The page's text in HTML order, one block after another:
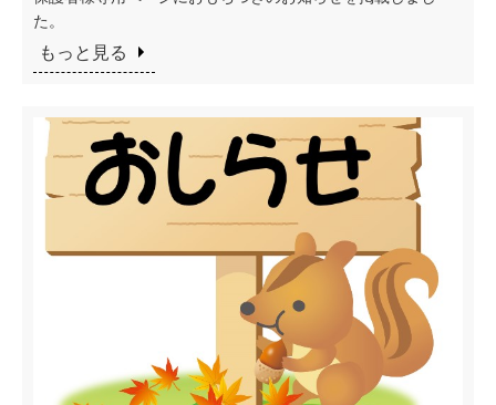
た。
もっと見る